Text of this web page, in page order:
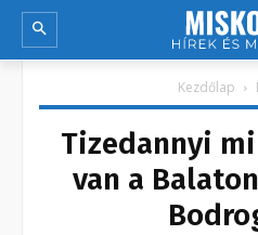
Kezdőlap
Tizedannyi
van a